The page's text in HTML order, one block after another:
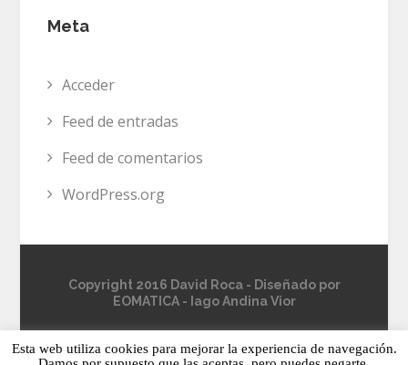
Meta
Acceder
Feed de entradas
Feed de comentarios
WordPress.org
Copyright 2016 David Roca - Diseñado por
EOMATICA- Iago Andina Vior
Esta web utiliza cookies para mejorar la experiencia de navegación.